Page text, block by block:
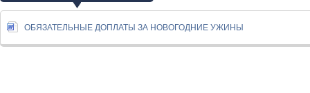
ОБЯЗАТЕЛЬНЫЕ ДОПЛАТЫ ЗА НОВОГОДНИЕ УЖИНЫ